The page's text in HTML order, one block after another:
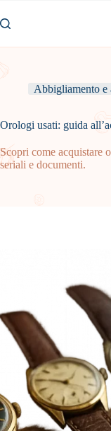
to
content
Abbigliamento e
Orologi usati: guida
Scopri come acquistare
seriali e documenti.